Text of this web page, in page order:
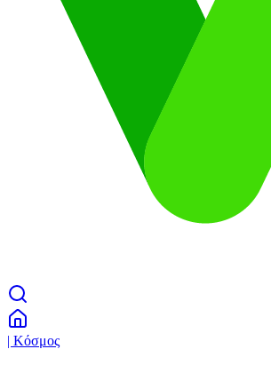
| Κόσμος